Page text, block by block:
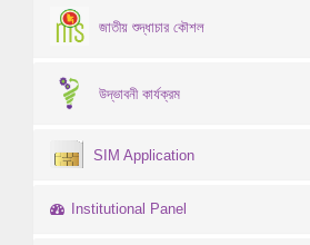
জাতীয় শুদ্ধাচার কৌশল
উদ্ভাবনী কার্যক্রম
SIM Application
Institutional Panel